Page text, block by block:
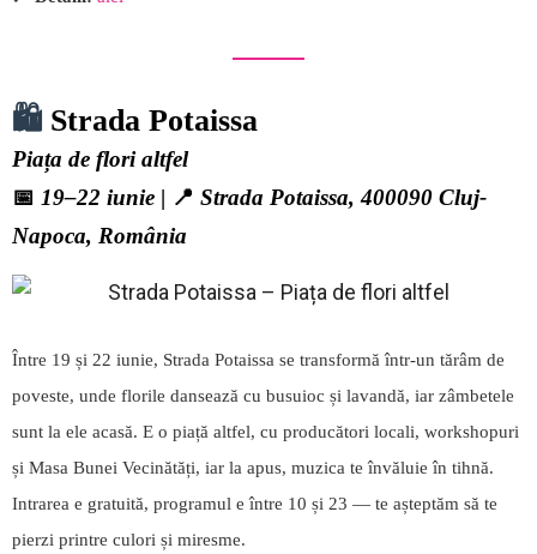
🛍️ Strada Potaissa
Piața de flori altfel
📅 19–22 iunie | 📍 Strada Potaissa, 400090 Cluj-
Napoca, România
Între 19 și 22 iunie, Strada Potaissa se transformă într-un tărâm de
poveste, unde florile dansează cu busuioc și lavandă, iar zâmbetele
sunt la ele acasă. E o piață altfel, cu producători locali, workshopuri
și Masa Bunei Vecinătăți, iar la apus, muzica te învăluie în tihnă.
Intrarea e gratuită, programul e între 10 și 23 — te așteptăm să te
pierzi printre culori și miresme.